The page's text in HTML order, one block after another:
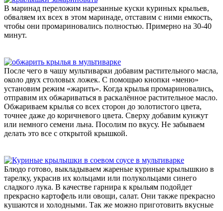
В маринад переложим нарезанные куски куриных крыльев,
обваляем их всех в этом маринаде, отставим с ними емкость,
чтобы они промариновались полностью. Примерно на 30-40
минут.
После чего в чашу мультиварки добавим растительного масла,
около двух столовых ложек. С помощью кнопки «меню»
установим режим «жарить». Когда крылья промариновались,
отправим их обжариваться в раскалённое растительное масло.
Обжариваем крылья со всех сторон до золотистого цвета,
точнее даже до коричневого цвета. Сверху добавим кунжут
или немного семени льна. Посолим по вкусу. Не забываем
делать это все с открытой крышкой.
Блюдо готово, выкладываем жареные куриные крылышкио в
тарелку, украсив их кольцами или полукольцами синего
сладкого лука. В качестве гарнира к крыльям подойдет
прекрасно картофель или овощи, салат. Они также прекрасно
кушаются и холодными. Так же можно приготовить вкусные